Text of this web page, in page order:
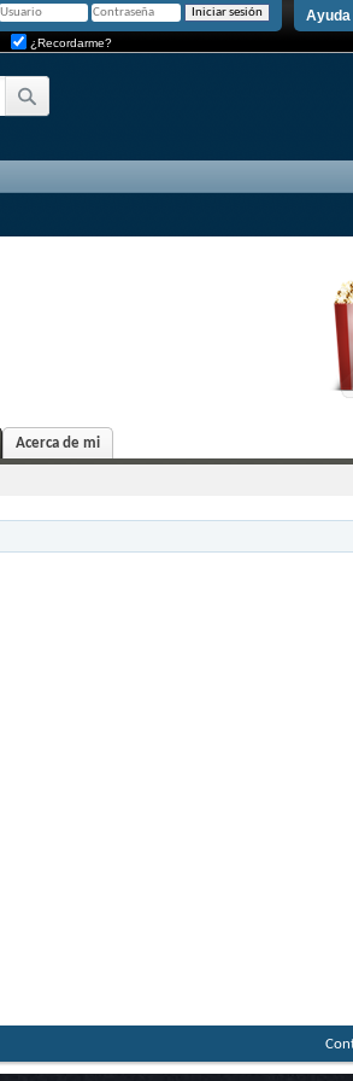
Ayuda
¿Recordarme?
Acerca de mi